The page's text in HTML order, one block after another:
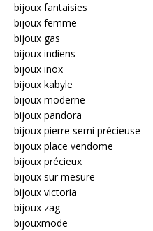
bijoux fantaisies
bijoux femme
bijoux gas
bijoux indiens
bijoux inox
bijoux kabyle
bijoux moderne
bijoux pandora
bijoux pierre semi précieuse
bijoux place vendome
bijoux précieux
bijoux sur mesure
bijoux victoria
bijoux zag
bijouxmode